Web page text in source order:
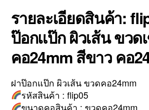
รายละเอียดสินค้า:
ป๊อกแป๊ก ผิวเส้น ขวด
คอ24mm สีขาว คอ
ฝาป๊อกแป๊ก ผิวเส้น ขวดคอ24mm
รหัสสินค้า : flip05
ขนาดคอสินค้า : ขวดคอ24mm